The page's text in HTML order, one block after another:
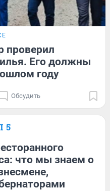
проверил
Его должны
году
Обсудить
5
что мы знаем о